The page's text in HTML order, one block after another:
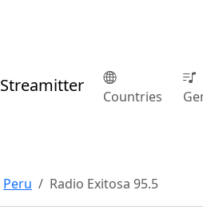
Streamitter
Countries
Peru Radio Exitosa 95.5